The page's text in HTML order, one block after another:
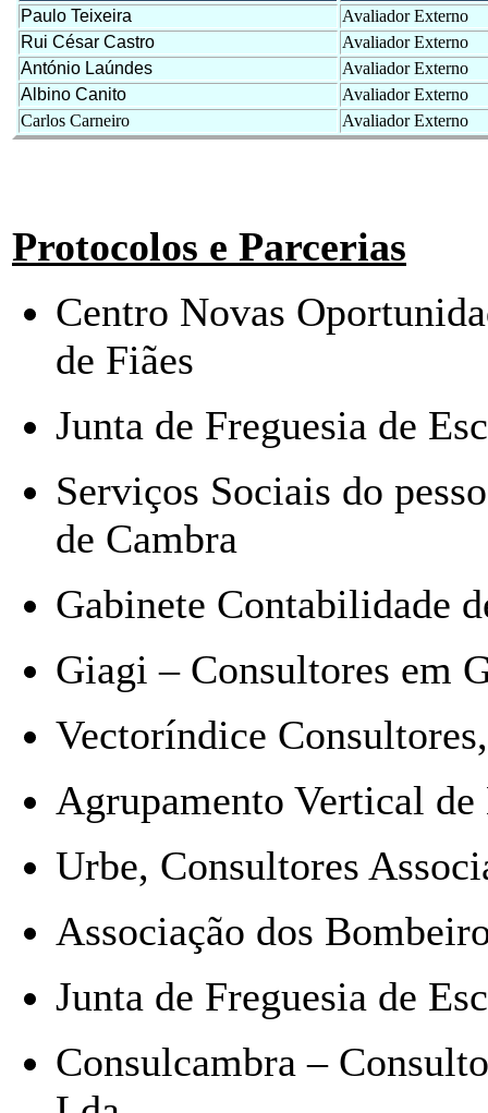
Paulo Teixeira
Avaliador Externo
Rui César Castro
Avaliador Externo
António Laúndes
Avaliador Externo
Albino Canito
Avaliador Externo
Carlos Carneiro
Avaliador Externo
Protocolos e Parcerias
Centro Novas
de Fiães
Junta de Freguesia de
Serviços Sociais do
de Cambra
Gabinete Contabilidade
Giagi – Consultores em
Vectoríndice
Agrupamento Vertical de
Urbe, Consultores
Associação dos
Junta de Freguesia de
Consulcambra –